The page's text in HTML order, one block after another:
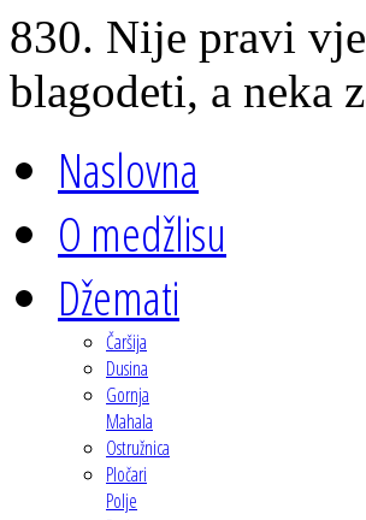
830. Nije pravi
blagodeti, a neka
Naslovna
O medžlisu
Džemati
Čaršija
Dusina
Gornja
Mahala
Ostružnica
Pločari
Polje